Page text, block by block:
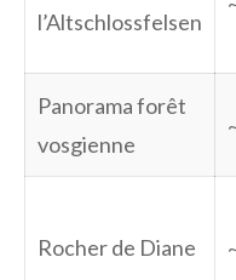
l’Altschlossfelsen
Panorama forêt
vosgienne
Rocher de Diane